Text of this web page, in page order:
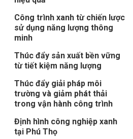
Công trình xanh từ chiến lược
sử dụng năng lượng thông
minh
Thúc đẩy sản xuất bền vững
từ tiết kiệm năng lượng
Thúc đẩy giải pháp môi
trường và giảm phát thải
trong vận hành công trình
Định hình công nghiệp xanh
tại Phú Thọ